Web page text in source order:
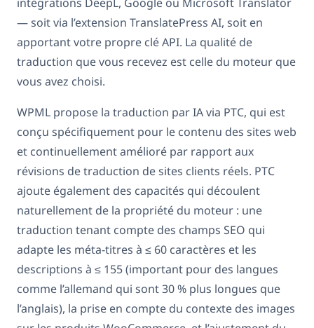
— soit via l’extension TranslatePress AI, soit en
apportant votre propre clé API. La qualité de
traduction que vous recevez est celle du moteur que
vous avez choisi.
WPML propose la traduction par IA via PTC, qui est
conçu spécifiquement pour le contenu des sites web
et continuellement amélioré par rapport aux
révisions de traduction de sites clients réels. PTC
ajoute également des capacités qui découlent
naturellement de la propriété du moteur : une
traduction tenant compte des champs SEO qui
adapte les méta-titres à ≤ 60 caractères et les
descriptions à ≤ 155 (important pour des langues
comme l’allemand qui sont 30 % plus longues que
l’anglais), la prise en compte du contexte des images